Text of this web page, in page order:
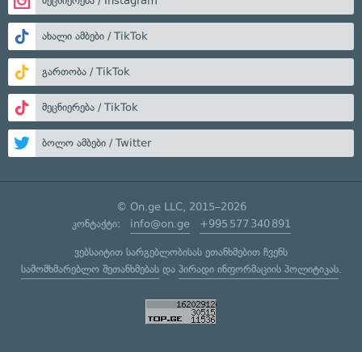
ახალი ამბები / TikTok
გართობა / TikTok
მეცნიერება / TikTok
ბოლო ამბები / Twitter
© On.ge LLC, 2015–2026
კონტაქტი: info@on.ge +995 577 340 891
ვებსაიტით სარგებლობისას ეთანხმებით ჩვენს
სამომხმარებლო შეთანხმებასდა პირადი ინფორმაციის პოლიტიკას.